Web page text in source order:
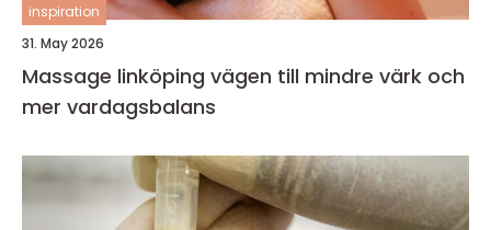
inspiration
31. May 2026
Massage linköping vägen till mindre värk och
mer vardagsbalans